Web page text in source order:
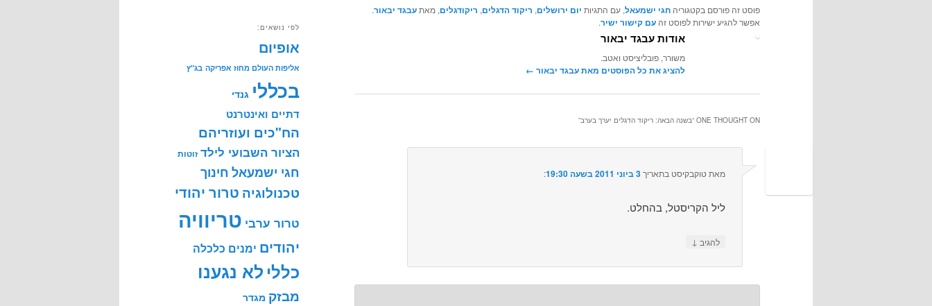
פוסט זה פורסם בקטגוריה חגי ישמעאל, עם התגיות יום ירושלים, ריקוד הדגלים, ריקודגלים, מאתעבגד יבאור.
אפשר להגיע ישירות לפוסט זה עם קישור ישיר.
אודות עבגד יבאור
משורר, פובליציסט ואטב.
להציג את כל הפוסטים מאת עבגד יבאור‏ ←
ONE THOUGHT ON “ בשנה הבאה: ריקוד הדגלים יערך בערב”
מאתטוקבקיסט בתאריך3 ביוני 2011 בשעה 19:30 :‏
ליל הקריסטל, בהחלט.
להגיב ↓
לפי נושאים:
אופיום
אליפות העולם מחוז אפריקה בג"ץ
בכללי גנדי
דתיים ואינטרנט
הח"כים ועוזריהם
הציור השבועי לילד זוטות
חגי ישמעאל חינוך
טכנולוגיה טרור יהודי
טרור ערבי טריוויה
יהודים ימנים כלכלה
כללי לא נגענו
מבזק מגדר